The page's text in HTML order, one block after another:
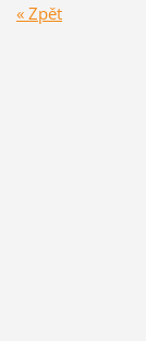
« Zpět